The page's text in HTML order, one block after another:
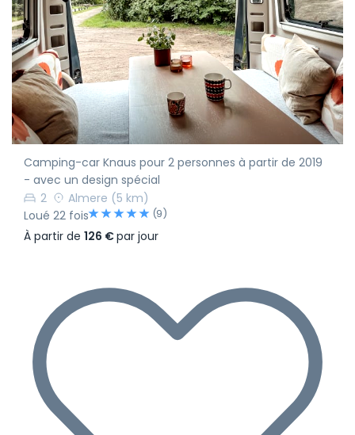
Camping-car Knaus pour 2 personnes à partir de 2019
- avec un design spécial
2
Almere (5 km)
Loué 22 fois
(9)
À partir de 126 €par jour